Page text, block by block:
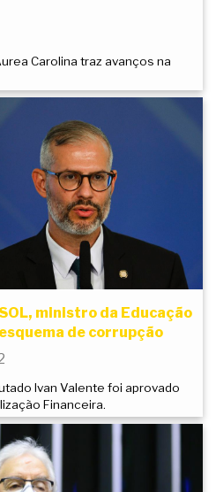
Carolina traz avanços na
ministro da Educação
de corrupção
Ivan Valente foi aprovado
Financeira.